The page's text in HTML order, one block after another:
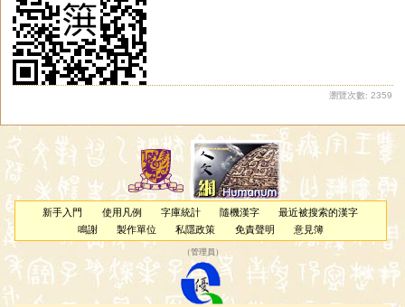
瀏覽次數: 2359
新手入門 使用凡例 字庫統計 隨機漢字
最近被搜索的漢字
鳴謝
製作單位 私隱政策 免責聲明 意見簿
（管理員 ）